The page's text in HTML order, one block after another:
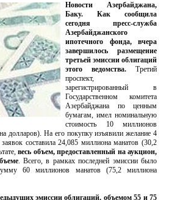
Новости Азербайджана,
Баку. Как сообщила
сегодня пресс-служба
Азербайджанского
ипотечного фонда, вчера
завершилось размещение
третьей эмиссии облигаций
этого ведомства. Третий
проспект,
зарегистрированный в
Государственном комитета
Азербайджана по ценным
бумагам, имел номинальную
стоимость 10 миллионов
долларов). На его покупку изъявили желание 4
составила 24,085 миллиона манатов (30,2
весь объем, предоставленный на аукцион,
. Всего, в рамках последней эмиссии было
60 миллионов манатов (75,2 миллиона
эмиссии облигаций, объемом 55 и 75